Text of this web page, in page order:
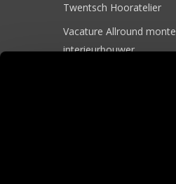
Twentsch Hooratelier
Vacature Allround
interieurbouwer